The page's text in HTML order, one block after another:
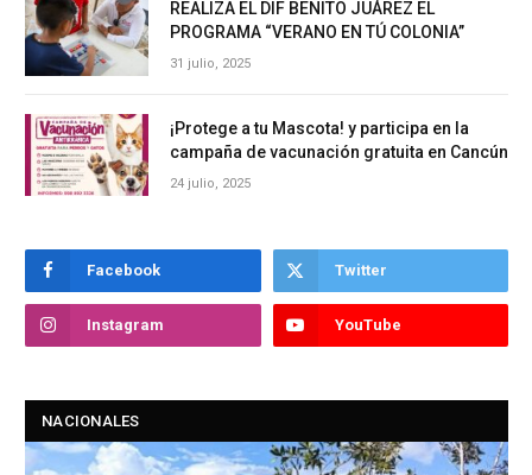
REALIZA EL DIF BENITO JUÁREZ EL
PROGRAMA “VERANO EN TÚ COLONIA”
31 julio, 2025
¡Protege a tu Mascota! y participa en la
campaña de vacunación gratuita en Cancún
24 julio, 2025
Facebook Twitter
Instagram YouTube
NACIONALES